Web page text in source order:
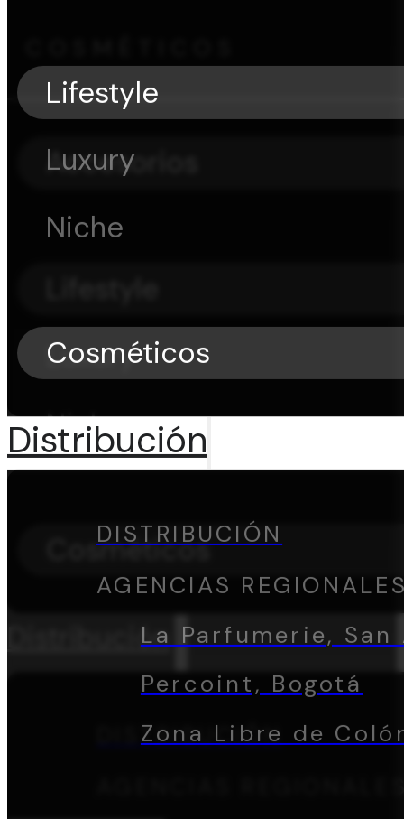
Accesorios
Luxury
Niche
Cosméticos
Distribución
DISTRIBUCIÓN
Lifestyle
Luxury
Niche
Cosméticos
Distribución
DISTRIBUCIÓN
AGENCIAS
La Parfumerie,
Percoint, Bogotá
Zona Libre de